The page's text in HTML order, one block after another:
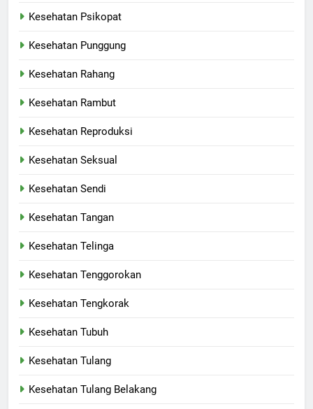
Kesehatan Psikopat
Kesehatan Punggung
Kesehatan Rahang
Kesehatan Rambut
Kesehatan Reproduksi
Kesehatan Seksual
Kesehatan Sendi
Kesehatan Tangan
Kesehatan Telinga
Kesehatan Tenggorokan
Kesehatan Tengkorak
Kesehatan Tubuh
Kesehatan Tulang
Kesehatan Tulang Belakang